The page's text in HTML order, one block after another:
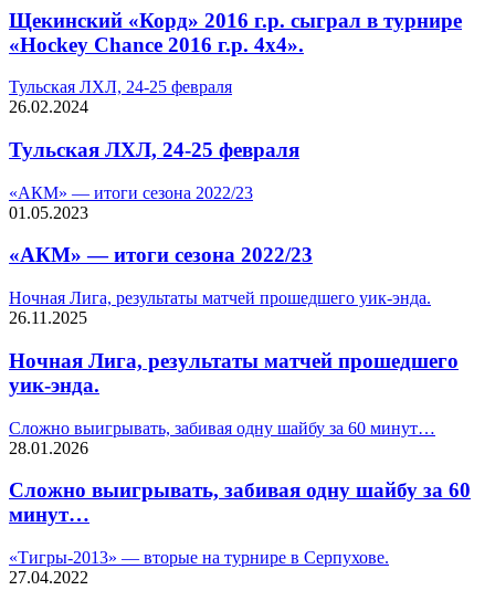
Щекинский «Корд» 2016 г.р. сыграл в турнире
«Hockey Chance 2016 г.р. 4х4».
Тульская ЛХЛ, 24-25 февраля
26.02.2024
Тульская ЛХЛ, 24-25 февраля
«АКМ» — итоги сезона 2022/23
01.05.2023
«АКМ» — итоги сезона 2022/23
Ночная Лига, результаты матчей прошедшего уик-энда.
26.11.2025
Ночная Лига, результаты матчей прошедшего
уик-энда.
Сложно выигрывать, забивая одну шайбу за 60 минут…
28.01.2026
Сложно выигрывать, забивая одну шайбу за 60
минут…
«Тигры-2013» — вторые на турнире в Серпухове.
27.04.2022